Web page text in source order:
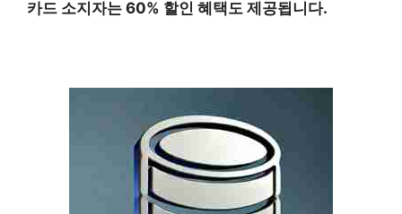
카드 소지자는 60% 할인 혜택도 제공됩니다.